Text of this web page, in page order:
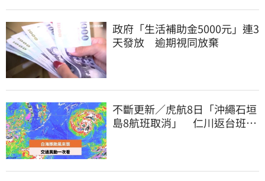
政府「生活補助金5000元」連3
天發放 逾期視同放棄
不斷更新／虎航8日「沖繩石垣
島8航班取消」 仁川返台班機